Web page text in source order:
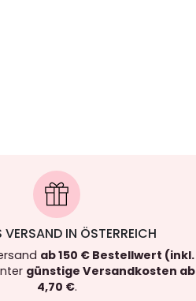
VERSAND IN ÖSTERREICH
ab 150 € Bestellwert (inkl.
günstige Versandkosten ab
4,70 €.